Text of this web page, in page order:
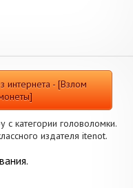
интернета - [Взлом
категории головоломки.
издателя itenot.